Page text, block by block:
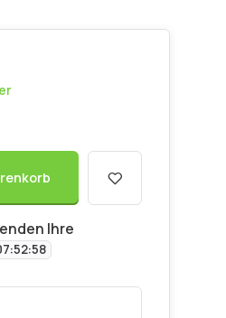
Ihre
:52:57